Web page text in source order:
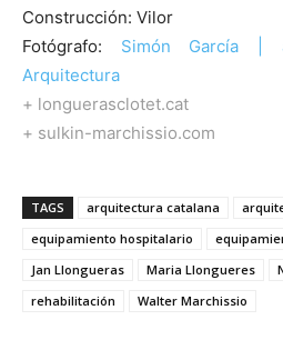
Construcción: Vilor
Fotógrafo: Simón García |
Arquitectura
+ longuerasclotet.cat
+ sulkin-marchissio.com
TAGS arquitectura catalana
equipamiento hospitalario
Jan Llongueras
Maria Llongueres
rehabilitación
Walter Marchissio